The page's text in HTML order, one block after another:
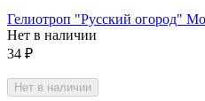
Гелиотроп "Русский огород"
Нет в наличии
34 ₽
Нет в наличии